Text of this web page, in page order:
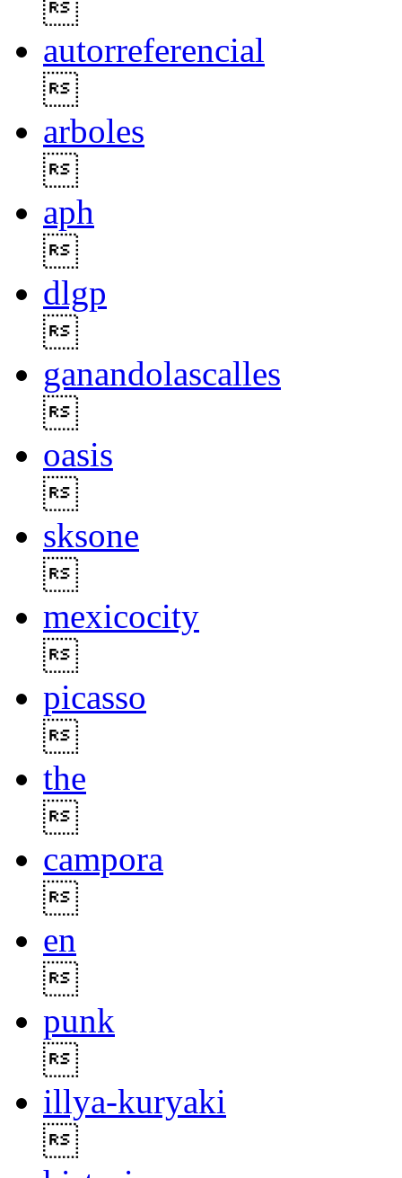
autorreferencial
arboles
aph
dlgp
ganandolascalles
oasis
sksone
mexicocity
picasso
the
campora
en
punk
illya-kuryaki